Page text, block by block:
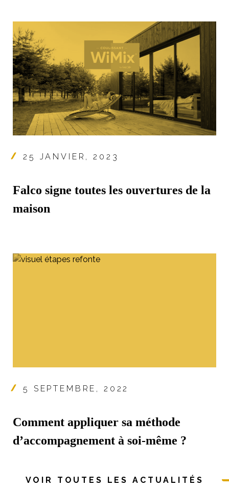
25 JANVIER, 2023
Falco signe toutes les ouvertures de la
maison
5 SEPTEMBRE, 2022
Comment appliquer sa méthode
d’accompagnement à soi-même ?
VOIR TOUTES LES ACTUALITÉS